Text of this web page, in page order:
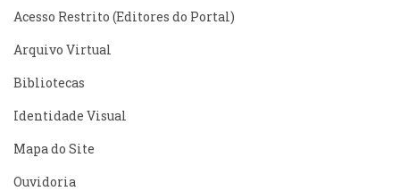
Acesso Restrito (Editores do Portal)
Arquivo Virtual
Bibliotecas
Identidade Visual
Mapa do Site
Ouvidoria